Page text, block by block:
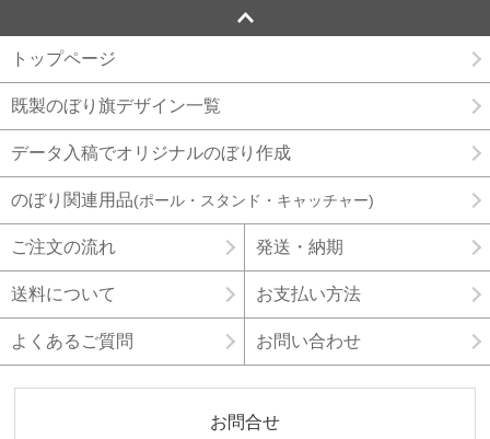
トップページ
既製のぼり旗デザイン一覧
データ入稿でオリジナルのぼり作成
のぼり関連用品(ポール・スタンド・キャッチャー)
ご注文の流れ 発送・納期
送料について お支払い方法
よくあるご質問 お問い合わせ
お問合せ